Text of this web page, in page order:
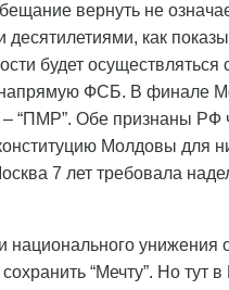
вернуть не
как
будет осуществляться
напрямую ФСБ. В финале
– “ПМР”. Обе признаны
Молдовы для
7 лет требовала
национального
“Мечту”. Но тут